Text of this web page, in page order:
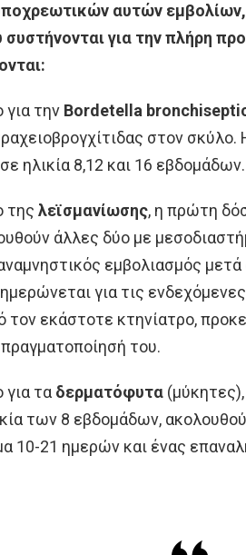
αυτών εμβολίων,
συστήνονται για την πλήρη
για την Bordetella
στον σκύλο.
ηλικία 8,12 και 16 εβδομάδων.
της λεϊσμανίωσης, η πρώτη
άλλες δύο με
εμβολιασμός
για τις
τον εκάστοτε κτηνίατρο,
του.
για ταδερματόφυτα
των 8 εβδομάδων,
10-21 ημερών και ένας